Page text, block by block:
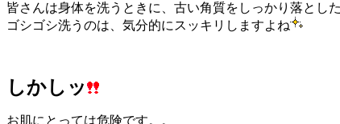
皆さんは身体を洗うときに、 古い角質をしっかり落とし
ゴシゴシ洗うのは、気分的にスッキリしますよね
しかしッ
お肌にとっては危険です。。